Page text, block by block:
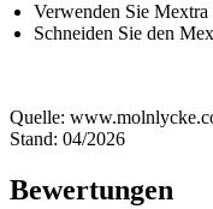
Verwenden Sie
Schneiden Sie den
Quelle:
Stand: 04/2026
Bewertungen